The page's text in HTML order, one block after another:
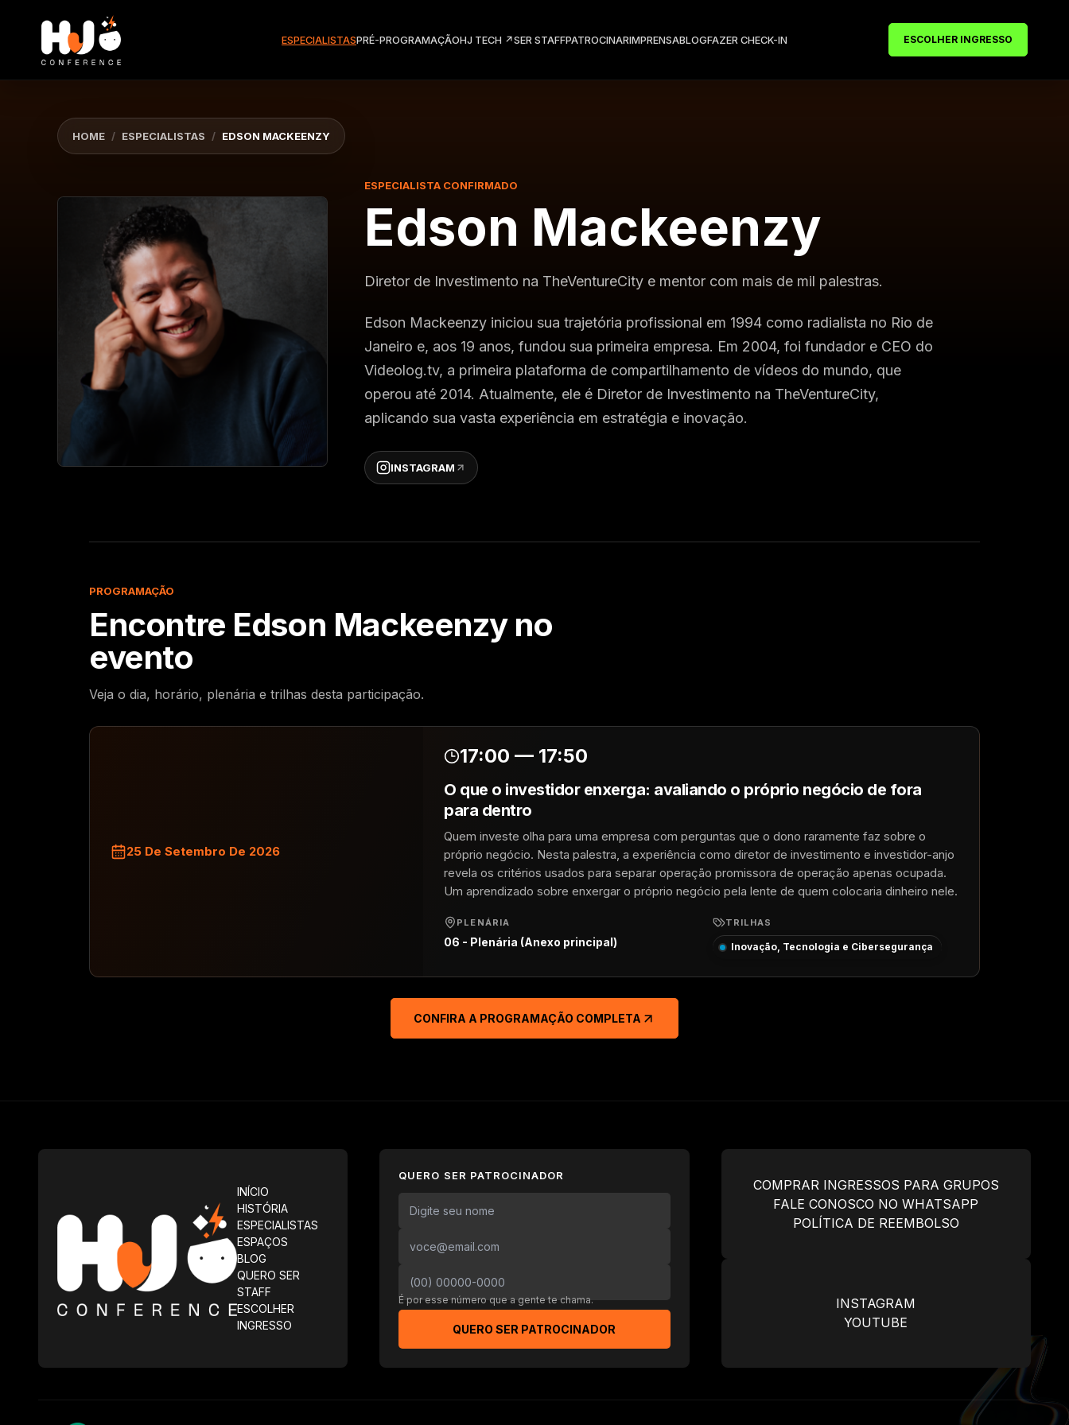
ESPECIALISTASPRÉ-PROGRAMAÇÃOHJ TECH ↗SER STAFFPATROCINARIMPRENSABLOGFAZER CHECK-IN ESCOLHER INGRESSO
HOME / ESPECIALISTAS / EDSON MACKEENZY
ESPECIALISTA CONFIRMADO
Edson Mackeenzy
Diretor de Investimento na TheVentureCity e mentor com mais de mil palestras.
Edson Mackeenzy iniciou sua trajetória profissional em 1994 como radialista no Rio de
Janeiro e, aos 19 anos, fundou sua primeira empresa. Em 2004, foi fundador e CEO do
Videolog.tv, a primeira plataforma de compartilhamento de vídeos do mundo, que
operou até 2014. Atualmente, ele é Diretor de Investimento na TheVentureCity,
aplicando sua vasta experiência em estratégia e inovação.
INSTAGRAM
PROGRAMAÇÃO
Encontre Edson Mackeenzyno
evento
Veja o dia, horário, plenária e trilhas desta participação.
25 De Setembro De 2026
17:00 — 17:50
O que o investidor enxerga: avaliando o próprio negócio de fora
para dentro
Quem investe olha para uma empresa com perguntas que o dono raramente faz sobre o
próprio negócio. Nesta palestra, a experiência como diretor de investimento e investidor-anjo
revela os critérios usados para separar operação promissora de operação apenas ocupada.
Um aprendizado sobre enxergar o próprio negócio pela lente de quem colocaria dinheiro nele.
PLENÁRIA
06 - Plenária (Anexo principal)
TRILHAS
Inovação, Tecnologia e Cibersegurança
CONFIRA A PROGRAMAÇÃO COMPLETA
INÍCIO
HISTÓRIA
ESPECIALISTAS
ESPAÇOS
BLOG
QUERO SER
STAFF
ESCOLHER
INGRESSO
QUERO SER PATROCINADOR
É por esse número que a gente te chama.
QUERO SER PATROCINADOR
COMPRAR INGRESSOS PARA GRUPOS
FALE CONOSCO NO WHATSAPP
POLÍTICA DE REEMBOLSO
INSTAGRAM
YOUTUBE